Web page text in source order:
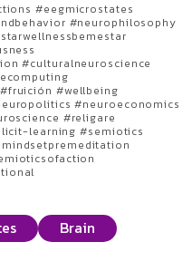
#eegmicrostates
#neurophilosophy
#culturalneuroscience
#wellbeing
#neuroeconomics
#religare
learning #semiotics
Brain